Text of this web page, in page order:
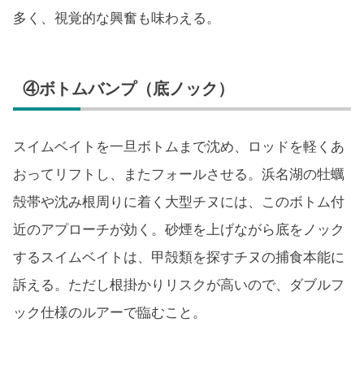
多く、視覚的な興奮も味わえる。
④ボトムバンプ（底ノック）
スイムベイトを一旦ボトムまで沈め、ロッドを軽くあ
おってリフトし、またフォールさせる。浜名湖の牡蠣
殻帯や沈み根周りに着く大型チヌには、このボトム付
近のアプローチが効く。砂煙を上げながら底をノック
するスイムベイトは、甲殻類を探すチヌの捕食本能に
訴える。ただし根掛かりリスクが高いので、ダブルフ
ック仕様のルアーで臨むこと。